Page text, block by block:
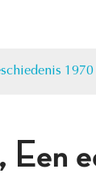
1970